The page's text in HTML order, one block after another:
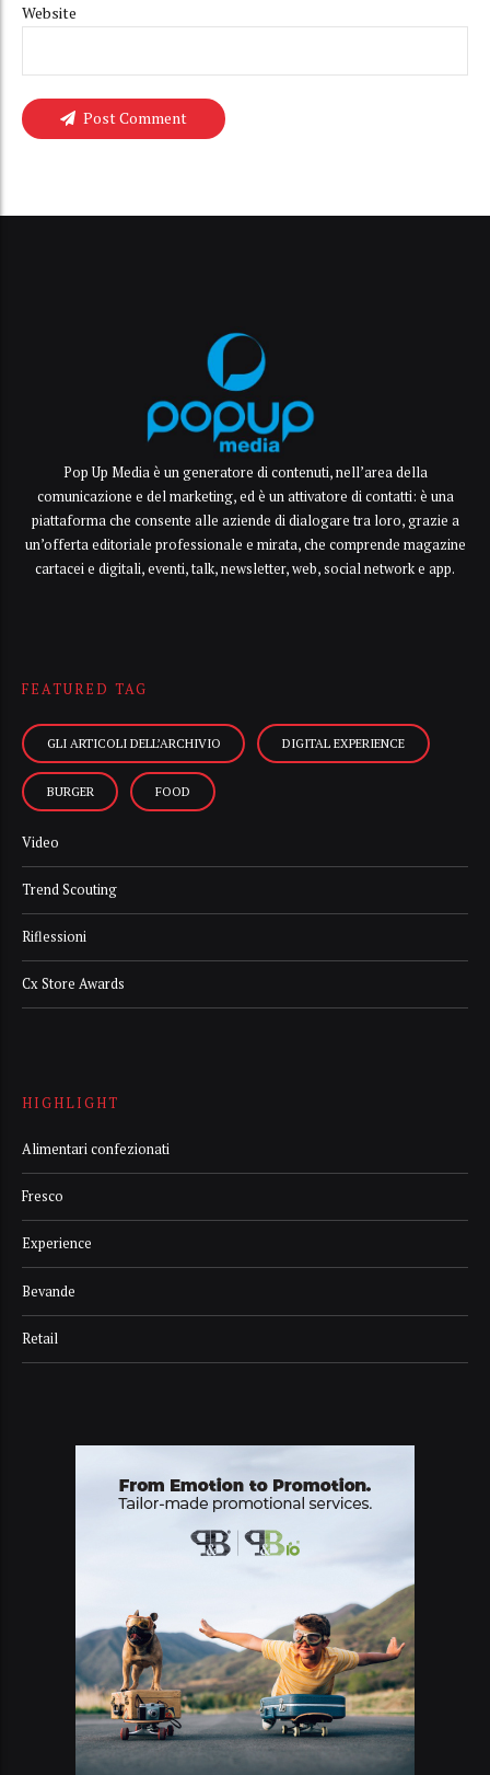
Website
Post Comment
Pop Up Media è un generatore di contenuti, nell’area della
comunicazione e del marketing, ed è un attivatore di contatti: è una
piattaforma che consente alle aziende di dialogare tra loro, grazie a
un’offerta editoriale professionale e mirata, che comprende magazine
cartacei e digitali, eventi, talk, newsletter, web, social network e app.
FEATURED TAG
GLI ARTICOLI DELL’ARCHIVIO DIGITAL EXPERIENCE
BURGER FOOD
Video
Trend Scouting
Riflessioni
Cx Store Awards
HIGHLIGHT
Alimentari confezionati
Fresco
Experience
Bevande
Retail